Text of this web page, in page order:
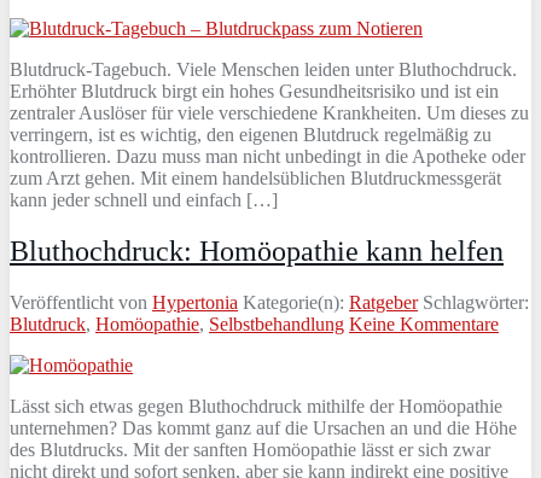
Blutdruck-Tagebuch. Viele Menschen leiden unter Bluthochdruck.
Erhöhter Blutdruck birgt ein hohes Gesundheitsrisiko und ist ein
zentraler Auslöser für viele verschiedene Krankheiten. Um dieses zu
verringern, ist es wichtig, den eigenen Blutdruck regelmäßig zu
kontrollieren. Dazu muss man nicht unbedingt in die Apotheke oder
zum Arzt gehen. Mit einem handelsüblichen Blutdruckmessgerät
kann jeder schnell und einfach […]
Bluthochdruck: Homöopathie kann helfen
Veröffentlicht von Hypertonia Kategorie(n): RatgeberSchlagwörter:
Blutdruck, Homöopathie, Selbstbehandlung Keine Kommentare
Lässt sich etwas gegen Bluthochdruck mithilfe der Homöopathie
unternehmen? Das kommt ganz auf die Ursachen an und die Höhe
des Blutdrucks. Mit der sanften Homöopathie lässt er sich zwar
nicht direkt und sofort senken, aber sie kann indirekt eine positive